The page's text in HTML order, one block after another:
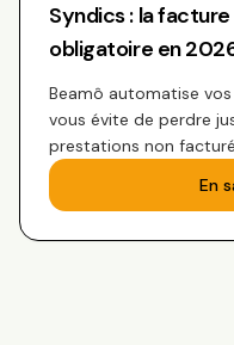
Syndics : la
obligatoire en
Beamô automatise
vous évite de perdre
prestations non
En